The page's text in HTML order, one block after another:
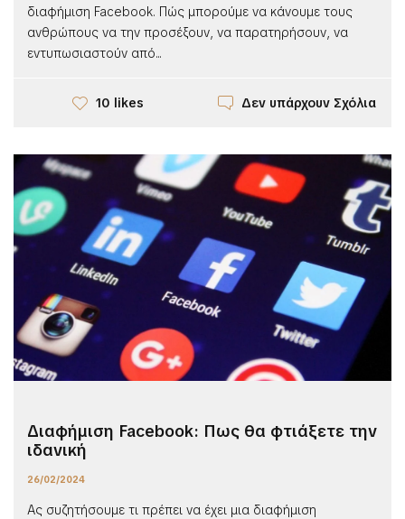
διαφήμιση Facebook. Πώς μπορούμε να κάνουμε τους
ανθρώπους να την προσέξουν, να παρατηρήσουν, να
εντυπωσιαστούν από...
10 likes Δεν υπάρχουν Σχόλια
Διαφήμιση Facebook: Πως θα φτιάξετε την
ιδανική
26/02/2024
Ας συζητήσουμε τι πρέπει να έχει μια διαφήμιση